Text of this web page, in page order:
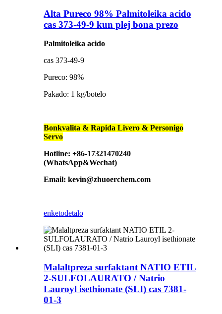
Alta Pureco 98% Palmitoleika acido
cas 373-49-9 kun plej bona prezo
Palmitoleika acido
cas 373-49-9
Pureco: 98%
Pakado: 1 kg/botelo
Bonkvalita & Rapida Livero & Personigo
Servo
Hotline: +86-17321470240
(WhatsApp&Wechat)
Email: kevin@zhuoerchem.com
enketodetalo
Malaltpreza surfaktant NATIO ETIL
2-SULFOLAURATO / Natrio
Lauroyl isethionate (SLI) cas 7381-
01-3